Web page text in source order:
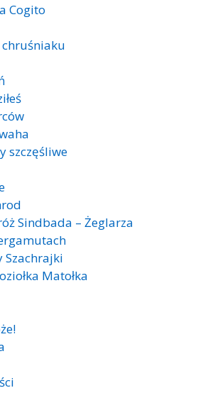
Cogito
szczęśliwe
Sindbada – Żeglarza
Szachrajki
Matołka